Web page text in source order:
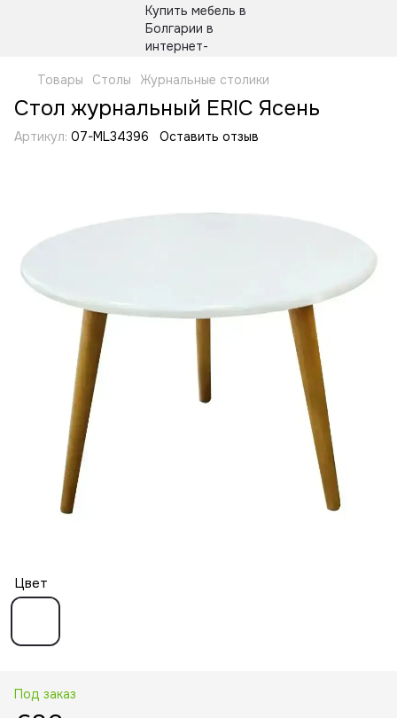
Товары Столы Журнальные столики
Стол журнальный ERIC Ясень
Артикул: 07-ML34396 Оставить отзыв
Цвет
Под заказ